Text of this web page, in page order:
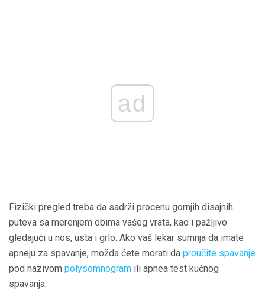
ad
Fizički pregled treba da sadrži procenu gornjih disajnih
puteva sa merenjem obima vašeg vrata, kao i pažljivo
gledajući u nos, usta i grlo. Ako vaš lekar sumnja da imate
apneju za spavanje, možda ćete morati da proučite spavanje
pod nazivom polysomnogram ili apnea test kućnog
spavanja.